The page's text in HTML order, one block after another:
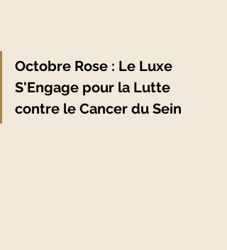
Octobre Rose : Le Luxe
S'Engage pour la Lutte
contre le Cancer du Sein